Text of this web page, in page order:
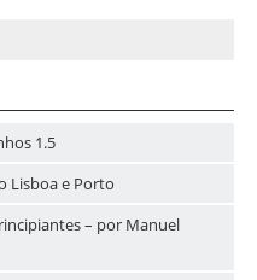
1.5
Lisboa e Porto
– por Manuel